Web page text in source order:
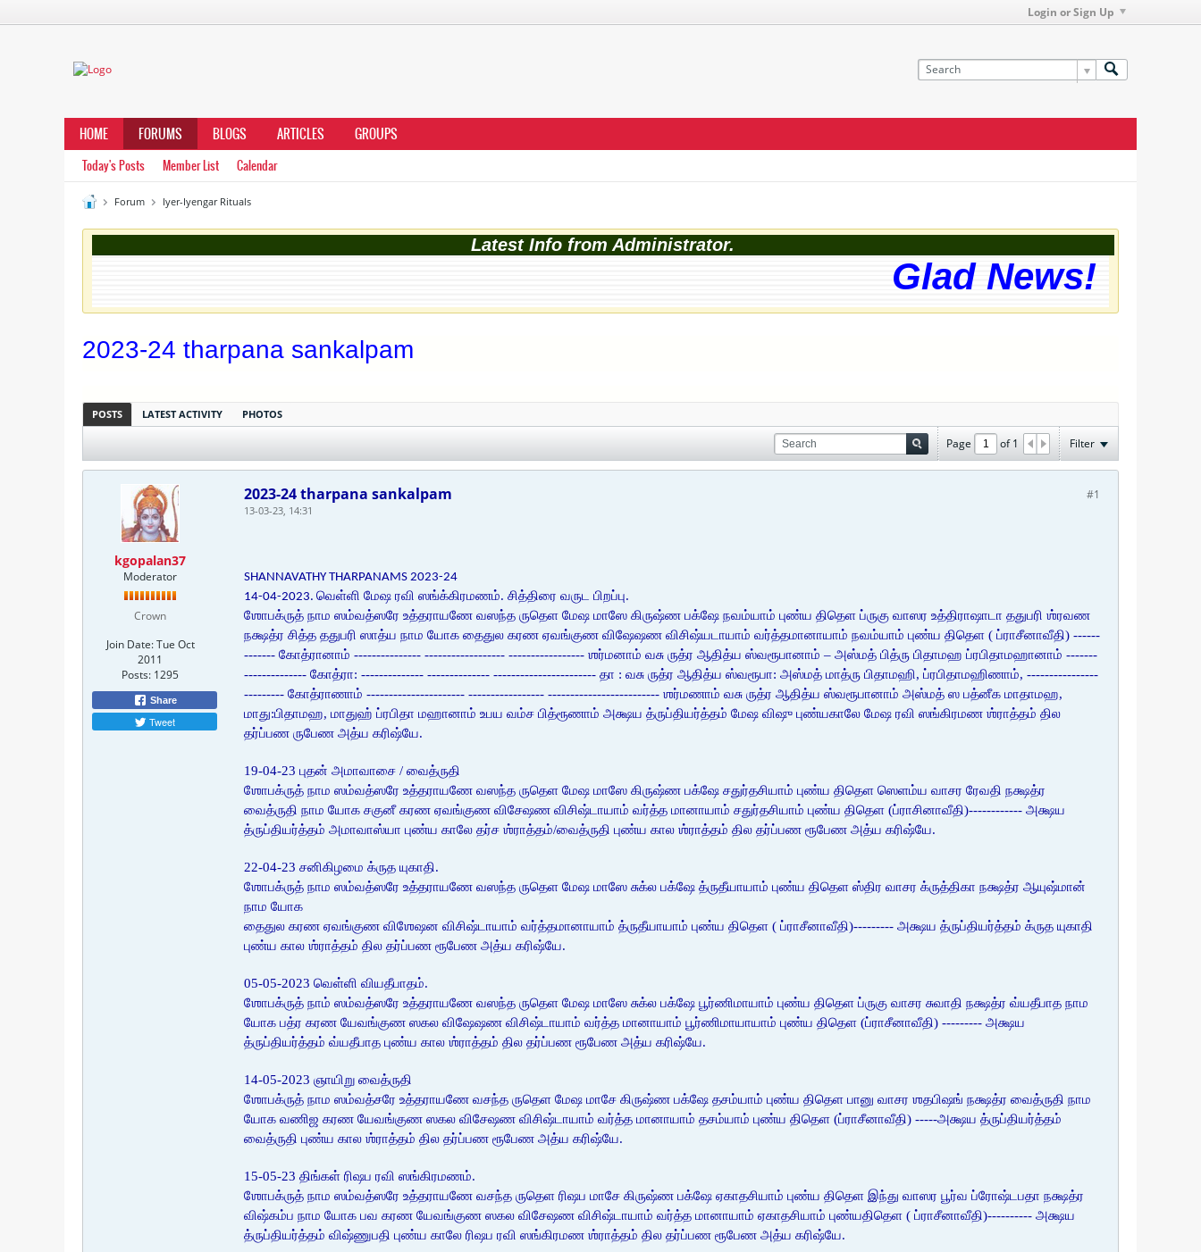
Login or Sign Up
HOME FORUMS BLOGS ARTICLES GROUPS
Today's Posts Member List Calendar
Forum Iyer-Iyengar Rituals
Latest Info from Administrator.
Glad News! The
2023-24 tharpana sankalpam
POSTS LATEST ACTIVITY PHOTOS
Page of1 Filter
kgopalan37
Moderator
Crown
Join Date: Tue Oct
2011
Posts: 1295
Share
Tweet
#1
2023-24 tharpana sankalpam
13-03-23, 14:31
SHANNAVATHY THARPANAMS 2023-24
14-04-2023. வெள்ளி மேஷ ரவி ஸங்க்கிரமணம். சித்திரை வருட பிறப்பு.
ஶோபக்ருத் நாம ஸம்வத்ஸரே உத்தராயணே வஸந்த ருதெள மேஷ மாஸே கிருஷ்ண பக்ஷே நவம்யாம் புண்ய திதெள ப்ருகு வாஸர உத்திராஷாடா ததுபரி ஶ்ரவண
நக்ஷத்ர சித்த ததுபரி ஸாத்ய நாம யோக தைதுல கரண ஏவங்குண விஷேஷண விசிஷ்யடாயாம் வர்த்தமானாயாம் நவம்யாம் புண்ய திதெள ( ப்ராசீனாவீதி) ------
------- கோத்ரானாம் --------------- ------------------ ----------------- ஶர்மனாம் வசு ருத்ர ஆதித்ய ஸ்வரூபானாம் – அஸ்மத் பித்ரு பிதாமஹ ப்ரபிதாமஹானாம் -------
-------------- கோத்ரா: -------------- -------------- ----------------------- தா : வசு ருத்ர ஆதித்ய ஸ்வரூபா: அஸ்மத் மாத்ரு பிதாமஹி, ப்ரபிதாமஹிணாம், ----------------
--------- கோத்ராணாம் ---------------------- ----------------- ------------------------- ஶர்மணாம் வசு ருத்ர ஆதித்ய ஸ்வரூபானாம் அஸ்மத் ஸ பத்னீக மாதாமஹ,
மாது:பிதாமஹ, மாதுஹ் ப்ரபிதா மஹானாம் உபய வம்ச பித்ரூணாம் அக்ஷய த்ருப்தியர்த்தம் மேஷ விஷு புண்யகாலே மேஷ ரவி ஸங்கிரமண ஶ்ராத்தம் தில
தர்ப்பண ருபேண அத்ய கரிஷ்யே.
19-04-23 புதன் அமாவாசை / வைத்ருதி
ஶோபக்ருத் நாம ஸம்வத்ஸரே உத்தராயணே வஸந்த ருதெள மேஷ மாஸே கிருஷ்ண பக்ஷே சதுர்தசியாம் புண்ய திதெள ஸெளம்ய வாசர ரேவதி நக்ஷத்ர
வைத்ருதி நாம யோக சகுனீ கரண ஏவங்குண விசேஷண விசிஷ்டாயாம் வர்த்த மானாயாம் சதுர்தசியாம் புண்ய திதெள (ப்ராசினாவீதி)------------ அக்ஷய
த்ருப்தியர்த்தம் அமாவாஸ்யா புண்ய காலே தர்ச ஶ்ராத்தம்/வைத்ருதி புண்ய கால ஶ்ராத்தம் தில தர்ப்பண ரூபேண அத்ய கரிஷ்யே.
22-04-23 சனிகிழமை க்ருத யுகாதி.
ஶோபக்ருத் நாம ஸம்வத்ஸரே உத்தராயணே வஸந்த ருதெள மேஷ மாஸே சுக்ல பக்ஷே த்ருதீயாயாம் புண்ய திதெள ஸ்திர வாசர க்ருத்திகா நக்ஷத்ர ஆயுஷ்மான்
நாம யோக
தைதுல கரண ஏவங்குண விஶேஷன விசிஷ்டாயாம் வர்த்தமானாயாம் த்ருதீயாயாம் புண்ய திதெள ( ப்ராசீனாவீதி)--------- அக்ஷய த்ருப்தியர்த்தம் க்ருத யுகாதி
புண்ய கால ஶ்ராத்தம் தில தர்ப்பண ரூபேண அத்ய கரிஷ்யே.
05-05-2023 வெள்ளி வியதீபாதம்.
ஶோபக்ருத் நாம் ஸம்வத்ஸரே உத்தராயணே வஸந்த ருதெள மேஷ மாஸே சுக்ல பக்ஷே பூர்ணிமாயாம் புண்ய திதெள ப்ருகு வாசர சுவாதி நக்ஷத்ர வ்யதீபாத நாம
யோக பத்ர கரண யேவங்குண ஸகல விஷேஷண விசிஷ்டாயாம் வர்த்த மானாயாம் பூர்ணிமாயாயாம் புண்ய திதெள (ப்ராசீனாவீதி) --------- அக்ஷய
த்ருப்தியர்த்தம் வ்யதீபாத புண்ய கால ஶ்ராத்தம் தில தர்ப்பண ரூபேண அத்ய கரிஷ்யே.
14-05-2023 ஞாயிறு வைத்ருதி
ஶோபக்ருத் நாம ஸம்வத்சரே உத்தராயணே வசந்த ருதெள மேஷ மாசே கிருஷ்ண பக்ஷே தசம்யாம் புண்ய திதெள பானு வாசர ஶதபிஷங் நக்ஷத்ர வைத்ருதி நாம
யோக வணிஜ கரண யேவங்குண ஸகல விசேஷண விசிஷ்டாயாம் வர்த்த மானாயாம் தசம்யாம் புண்ய திதெள (ப்ராசீனாவீதி) -----அக்ஷய த்ருப்தியர்த்தம்
வைத்ருதி புண்ய கால ஶ்ராத்தம் தில தர்ப்பண ரூபேண அத்ய கரிஷ்யே.
15-05-23 திங்கள் ரிஷப ரவி ஸங்கிரமணம்.
ஶோபக்ருத் நாம ஸம்வத்ஸரே உத்தராயணே வசந்த ருதெள ரிஷப மாசே கிருஷ்ண பக்ஷே ஏகாதசியாம் புண்ய திதெள இந்து வாஸர பூர்வ ப்ரோஷ்டபதா நக்ஷத்ர
விஷ்கம்ப நாம யோக பவ கரண யேவங்குண ஸகல விசேஷண விசிஷ்டாயாம் வர்த்த மானாயாம் ஏகாதசியாம் புண்யதிதெள ( ப்ராசீனாவீதி)---------- அக்ஷய
த்ருப்தியர்த்தம் விஷ்ணுபதி புண்ய காலே ரிஷப ரவி ஸங்கிரமண ஶ்ராத்தம் தில தர்ப்பண ரூபேண அத்ய கரிஷ்யே.